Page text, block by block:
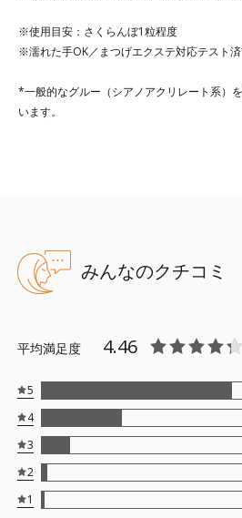
※使用目安：さくらんぼ1粒程度
※濡れた手OK／まつげエクステ対応テスト
*一般的なグルー（シアノアクリレート系）
います。
みんなのクチコミ
平均満足度 4.46
5
4
3
2
1